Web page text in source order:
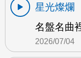
星光燦爛
名盤名曲
2026/07/04